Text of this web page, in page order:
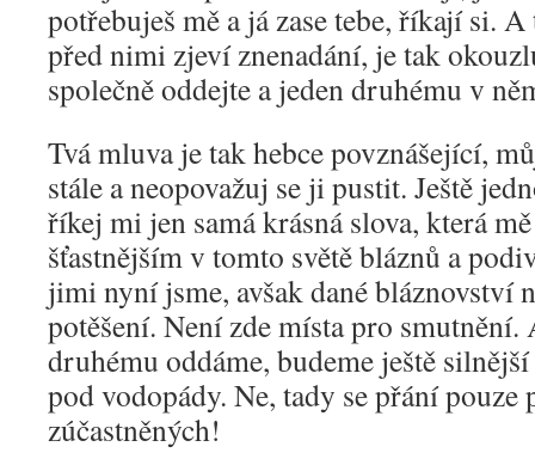
potřebuješ mě a já zase tebe, říkají si.
před nimi zjeví znenadání, je tak
společně oddejte a jeden druhému v
Tvá mluva je tak hebce povznášející,
stále a neopovažuj se ji pustit. Ještě
říkej mi jen samá krásná slova, která
šťastnějším v tomto světě bláznů a
jimi nyní jsme, avšak dané bláznovství
potěšení. Není zde místa pro smutnění.
druhému oddáme, budeme ještě
pod vodopády. Ne, tady se přání pouze
zúčastněných!